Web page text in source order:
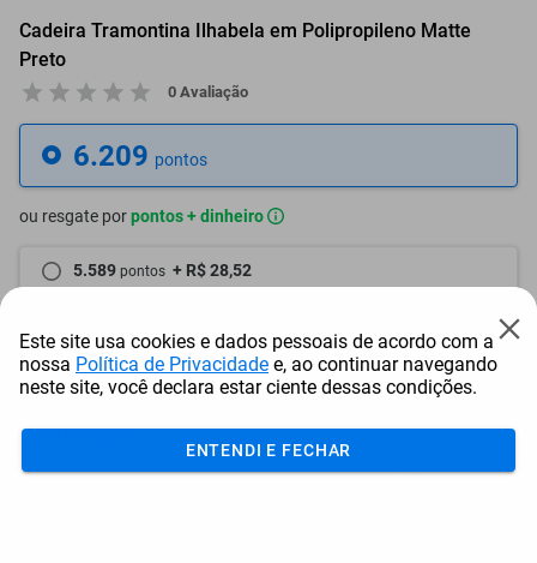
Cadeira Tramontina Ilhabela em Polipropileno Matte
Preto
0 Avaliação
6.209 pontos
ou resgate porpontos + dinheiro
5.589 pontos + R$ 28,52
4.968 pontos + R$ 57,09
Frete e Prazo
Calcular frete
Este site usa cookies e dados pessoais de acordo com a
nossa Política de Privacidade e, ao continuar navegando
neste site, você declara estar ciente dessas condições.
ENTENDI E FECHAR